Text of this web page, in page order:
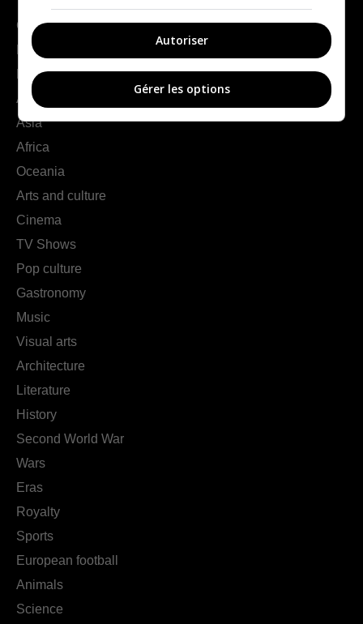
Geography
France
Europe
Americas
Asia
Africa
Oceania
Arts and culture
Cinema
TV Shows
Pop culture
Gastronomy
Music
Visual arts
Architecture
Literature
History
Second World War
Wars
Eras
Royalty
Sports
European football
Animals
Science
Autoriser
Gérer les options